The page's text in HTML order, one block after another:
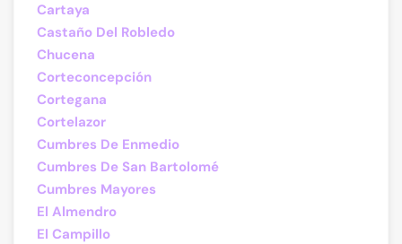
Cartaya
Castaño Del Robledo
Chucena
Corteconcepción
Cortegana
Cortelazor
Cumbres De Enmedio
Cumbres De San Bartolomé
Cumbres Mayores
El Almendro
El Campillo